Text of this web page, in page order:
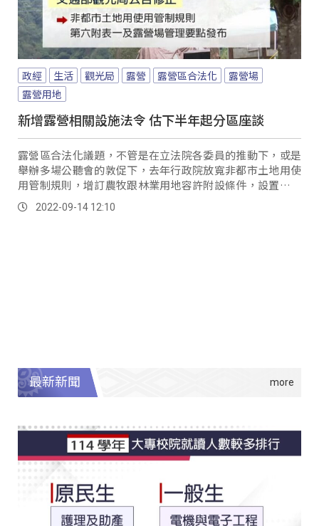
政經 生活 觀光局 露營 露營區合法化
露營場
露營用地
新增露營相關設施法令 估下半年起分區座談
露營區合法化議題，不管是在立法院各委員的推動下，或是
舉辦多場公聽會的敦促下，去年行政院放寬非都市土地用使
用管制規則，增訂農牧跟林業用地容許附設條件，設置露營
設施後，交通部觀光局在今年7月中旬，推出修正...。
2022-09-14 12:10
最新新聞